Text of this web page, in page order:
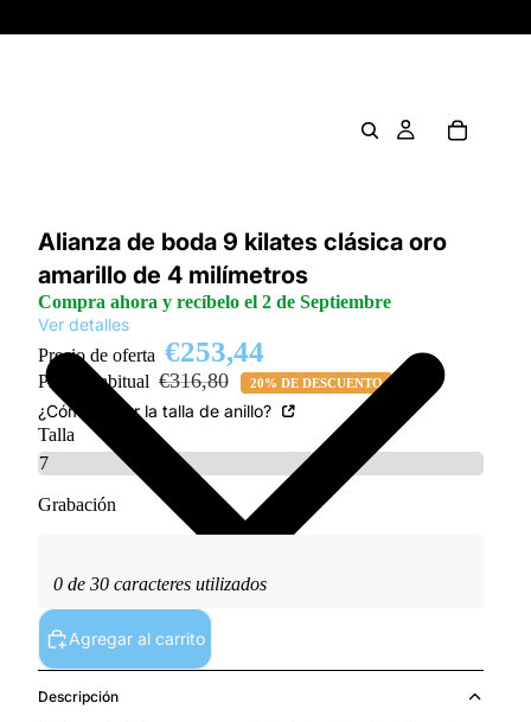
Alianza de boda 9 kilates clásica oro
amarillo de 4 milímetros
Compra ahora y recíbelo el 2 de Septiembre
Ver detalles
Precio de oferta €253,44
Precio habitual €316,80 20% DE DESCUENTO
¿Cómo saber la talla de anillo?
Talla
Grabación
0 de 30 caracteres utilizados
Agregar al carrito
Descripción